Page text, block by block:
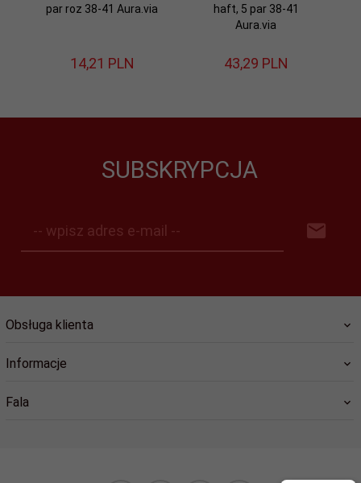
par roz 38-41 Aura.via
14,21 PLN
haft, 5 par 38-41
Aura.via
43,29 PLN
SUBSKRYPCJA
-- wpisz adres e-mail --
Obsługa klienta
Informacje
Fala